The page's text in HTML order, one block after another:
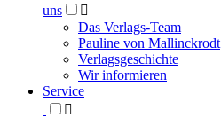
uns

Das Verlags-Team
Pauline von Mallinckrodt
Verlagsgeschichte
Wir informieren
Service
